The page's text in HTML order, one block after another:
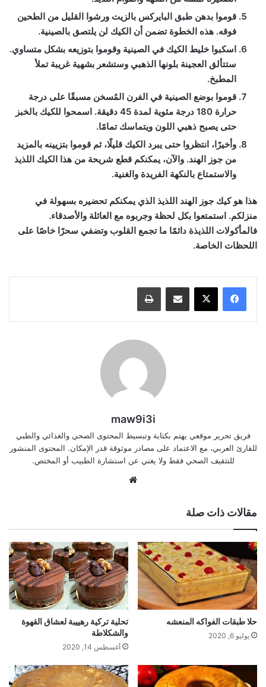
قوموا بدهن طبق البايركس بالزيت ورشوا القليل من الطحين
فوقه. هذه الخطوة تضمن أن الكيك لن يلتصق بالصينية.
اسكبوا خليط الكيك في الصينية وقوموا بتوزيعه بشكل متساوي.
ستتألق العجينة بلونها الذهبي وستشعر بشهية غريبة تملأ
المطبخ.
قوموا بوضع الصينية في الفرن المُسخن مسبقًا على درجة
حرارة 180 درجة مئوية لمدة 45 دقيقة. اسمحوا للكيك بالخبز
حتى يصبح ذهبي اللون ويتماسك تمامًا.
وأخيرًا، انتظروا حتى يبرد الكيك قليلًا، ثم قوموا بتزيينه بالمزيد
من جوز الهند. والآن، يمكنكم قطع شريحة من هذا الكيك اللذيذ
والاستمتاع بالنكهة الفريدة والغنية.
هذا هو كيك جوز الهند اللذيذ الذي يمكنكم تحضيره بسهولة في
منزلكم. استمتعوا بكل لحظة وجربوه مع العائلة والأصدقاء.
فالمأكولات اللذيذة دائمًا ما تجمع القلوب وتضفي سحرًا خاصًا على
اللحظات الخاصة.
مشاركة عبر البريد طباعة
maw9i3i
فريق تحرير موقعي يهتم بكتابة وتبسيط المحتوى الصحي والغذائي والطبي
للقارئ العربي، مع الاعتماد على مصادر موثوقة قدر الإمكان. المحتوى المنشور
للتثقيف الصحي فقط ولا يغني عن استشارة الطبيب أو المختص.
مقالات ذات صلة
حلا طبقات الفواكه المنعشه
يوليو 6, 2020
تحلية تركية رهييبة لعشاق القهوة
والشكلاطة
أغسطس 14, 2020